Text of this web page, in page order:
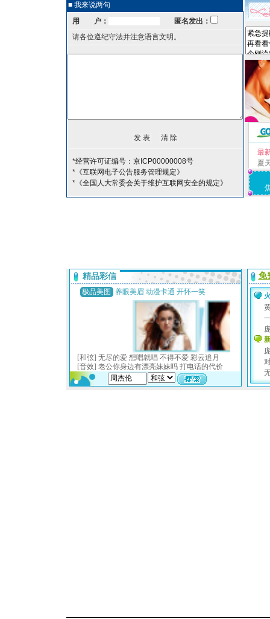
■ 我来说两句
用 户：
匿名发出：
请各位遵纪守法并注意语言文明。
*经营许可证编号：京ICP00000008号
*《互联网电子公告服务管理规定》
*《全国人大常委会关于维护互联网安全的规定》
最
夏